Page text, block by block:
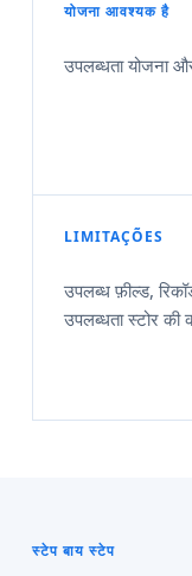
योजना आवश्यक है
उपलब्धता योजना
LIMITAÇÕES
उपलब्ध फ़ील्ड,
उपलब्धता स्टोर की
स्टेप बाय स्टेप